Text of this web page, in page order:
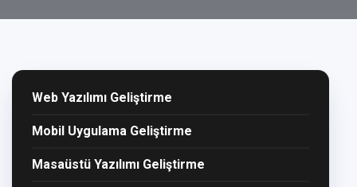
Web Yazılımı Geliştirme
Mobil Uygulama Geliştirme
Masaüstü Yazılımı Geliştirme